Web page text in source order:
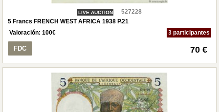
LIVE AUCTION
527228
5 Francs FRENCH WEST AFRICA 1938 P.21
Valoración: 100€ 3 participantes
FDC 70 €